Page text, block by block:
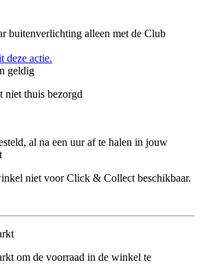
buitenverlichting alleen met de Club
deze actie.
geldig
thuis bezorgd
al na een uur af te halen in jouw
niet voor Click & Collect beschikbaar.
om de voorraad in de winkel te